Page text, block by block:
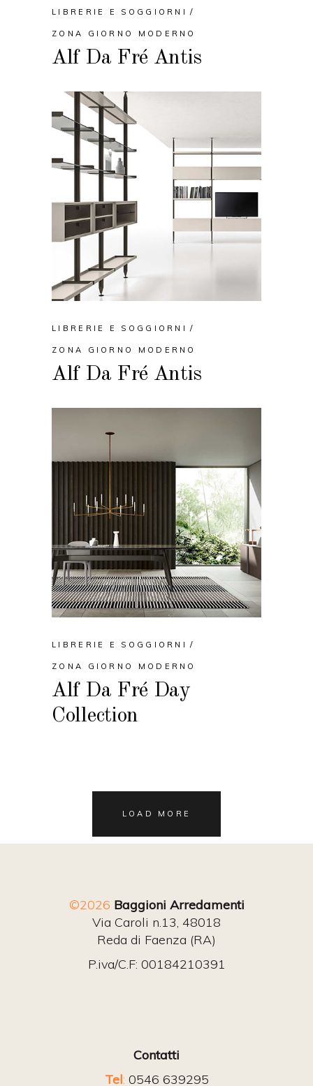
LIBRERIE E SOGGIORNI
ZONA GIORNO MODERNO
Alf Da Fré Antis
LIBRERIE E SOGGIORNI
ZONA GIORNO MODERNO
Alf Da Fré Antis
LIBRERIE E SOGGIORNI
ZONA GIORNO MODERNO
Alf Da Fré Day
Collection
LOAD MORE
©2026 Baggioni Arredamenti
Via Caroli n.13, 48018
Reda di Faenza (RA)
P.iva/C.F: 00184210391
Contatti
Tel: 0546 639295